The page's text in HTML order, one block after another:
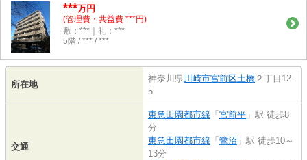
***万円
(管理費・共益費 ***円)
敷：***｜礼：***
5階 / *** / ***
所在地
神奈川県川崎市宮前区土橋 ２丁目12-
5
交通
東急田園都市線 「 宮前平 」駅 徒歩8
分
東急田園都市線 「 鷺沼 」駅 徒歩10～
13分